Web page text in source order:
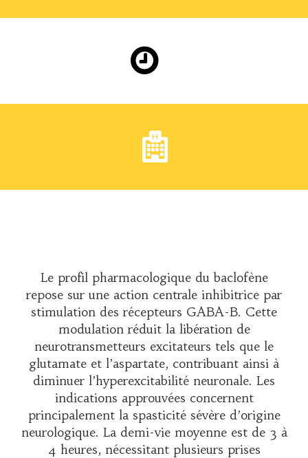
Le profil pharmacologique du baclofène
repose sur une action centrale inhibitrice par
stimulation des récepteurs GABA-B. Cette
modulation réduit la libération de
neurotransmetteurs excitateurs tels que le
glutamate et l’aspartate, contribuant ainsi à
diminuer l’hyperexcitabilité neuronale. Les
indications approuvées concernent
principalement la spasticité sévère d’origine
neurologique. La demi-vie moyenne est de 3 à
4 heures, nécessitant plusieurs prises